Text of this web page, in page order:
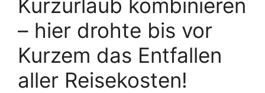
Kurzurlaub kombinieren
– hier drohte bis vor
Kurzem das Entfallen
aller Reisekosten!